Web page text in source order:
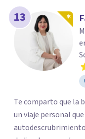
13
Te comparto que la
un viaje personal